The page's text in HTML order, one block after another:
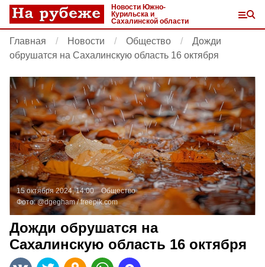
Новости Южно-
Курильска и
Сахалинской области
Главная Новости Общество
Дожди
обрушатся на Сахалинскую область 16 октября
15 октября 2024, 14:00
Общество
Фото:@dgegham /freepik.com
Дожди обрушатся на
Сахалинскую область 16 октября